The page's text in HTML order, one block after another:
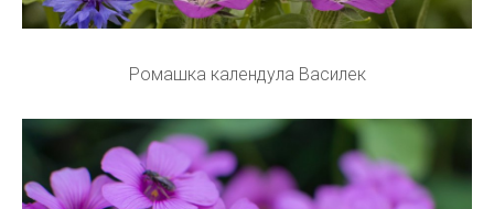
Ромашка календула Василек